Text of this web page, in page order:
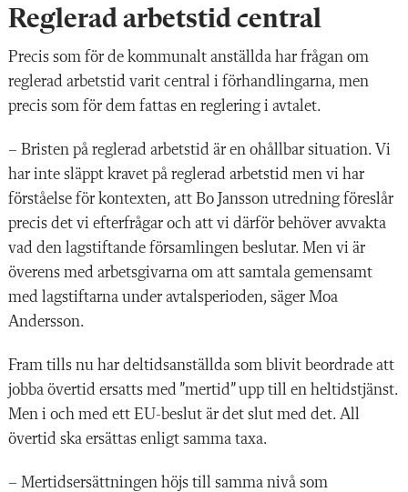
Reglerad arbetstid central
Precis som för de kommunalt anställda har frågan om
reglerad arbetstid varit central i förhandlingarna, men
precis som för dem fattas en reglering i avtalet.
– Bristen på reglerad arbetstid är en ohållbar situation. Vi
har inte släppt kravet på reglerad arbetstid men vi har
förståelse för kontexten, att Bo Jansson utredning föreslår
precis det vi efterfrågar och att vi därför behöver avvakta
vad den lagstiftande församlingen beslutar. Men vi är
överens med arbetsgivarna om att samtala gemensamt
med lagstiftarna under avtalsperioden, säger Moa
Andersson.
Fram tills nu har deltidsanställda som blivit beordrade att
jobba övertid ersatts med ”mertid” upp till en heltidstjänst.
Men i och med ett EU-beslut är det slut med det. All
övertid ska ersättas enligt samma taxa.
– Mertidsersättningen höjs till samma nivå som